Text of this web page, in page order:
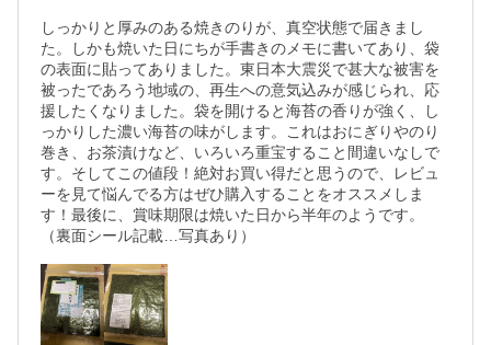
しっかりと厚みのある焼きのりが、真空状態で届きまし
た。しかも焼いた日にちが手書きのメモに書いてあり、袋
の表面に貼ってありました。東日本大震災で甚大な被害を
被ったであろう地域の、再生への意気込みが感じられ、応
援したくなりました。袋を開けると海苔の香りが強く、し
っかりした濃い海苔の味がします。これはおにぎりやのり
巻き、お茶漬けなど、いろいろ重宝すること間違いなしで
す。そしてこの値段！絶対お買い得だと思うので、レビュ
ーを見て悩んでる方はぜひ購入することをオススメしま
す！最後に、賞味期限は焼いた日から半年のようです。
（裏面シール記載…写真あり）